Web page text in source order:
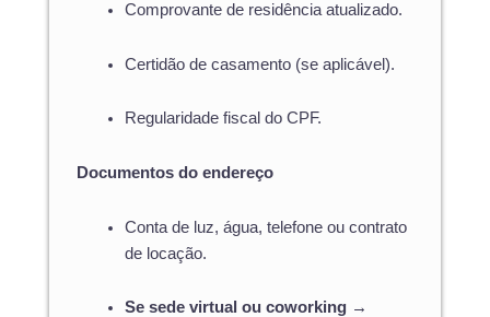
Comprovante de residência atualizado.
Certidão de casamento (se aplicável).
Regularidade fiscal do CPF.
Documentos do endereço
Conta de luz, água, telefone ou contrato
de locação.
Se sede virtual ou coworking →